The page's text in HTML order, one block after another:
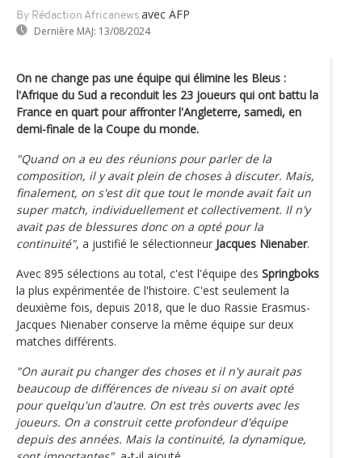
By Rédaction Africanews avec AFP
Dernière MAJ: 13/08/2024
On ne change pas une équipe qui élimine les Bleus :
l'Afrique du Sud a reconduit les 23 joueurs qui ont battu la
France en quart pour affronter l'Angleterre, samedi, en
demi-finale de la Coupe du monde.
"Quand on a eu des réunions pour parler de la
composition, il y avait plein de choses à discuter. Mais,
finalement, on s'est dit que tout le monde avait fait un
super match, individuellement et collectivement. Il n'y
avait pas de blessures donc on a opté pour la
continuité", a justifié le sélectionneur Jacques Nienaber.
Avec 895 sélections au total, c'est l'équipe des Springboks
la plus expérimentée de l'histoire. C'est seulement la
deuxième fois, depuis 2018, que le duo Rassie Erasmus-
Jacques Nienaber conserve la même équipe sur deux
matches différents.
"On aurait pu changer des choses et il n'y aurait pas
beaucoup de différences de niveau si on avait opté
pour quelqu'un d'autre. On est très ouverts avec les
joueurs. On a construit cette profondeur d'équipe
depuis des années. Mais la continuité, la dynamique,